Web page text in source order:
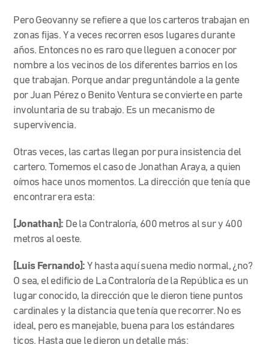
Pero Geovanny se refiere a que los carteros trabajan en
zonas fijas. Y a veces recorren esos lugares durante
años. Entonces no es raro que lleguen a conocer por
nombre a los vecinos de los diferentes barrios en los
que trabajan. Porque andar preguntándole a la gente
por Juan Pérez o Benito Ventura se convierte en parte
involuntaria de su trabajo. Es un mecanismo de
supervivencia.
Otras veces, las cartas llegan por pura insistencia del
cartero. Tomemos el caso de Jonathan Araya, a quien
oímos hace unos momentos. La dirección que tenía que
encontrar era esta:
[Jonathan]: De la Contraloría, 600 metros al sur y 400
metros al oeste.
[Luis Fernando]: Y hasta aquí suena medio normal, ¿no?
O sea, el edificio de La Contraloría de la República es un
lugar conocido, la dirección que le dieron tiene puntos
cardinales y la distancia que tenía que recorrer. No es
ideal, pero es manejable, buena para los estándares
ticos. Hasta que le dieron un detalle más: